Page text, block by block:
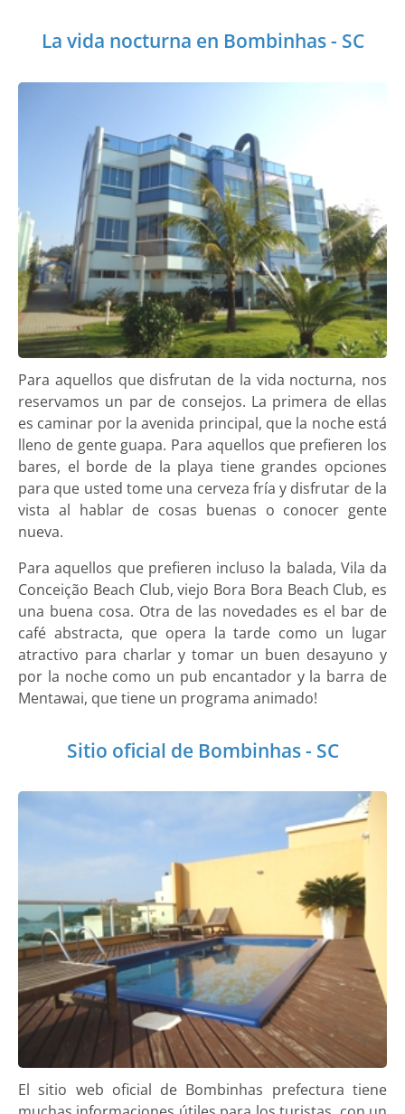
La vida nocturna en Bombinhas - SC
Para aquellos que disfrutan de la vida nocturna, nos
reservamos un par de consejos. La primera de ellas
es caminar por la avenida principal, que la noche está
lleno de gente guapa. Para aquellos que prefieren los
bares, el borde de la playa tiene grandes opciones
para que usted tome una cerveza fría y disfrutar de la
vista al hablar de cosas buenas o conocer gente
nueva.
Para aquellos que prefieren incluso la balada, Vila da
Conceição Beach Club, viejo Bora Bora Beach Club, es
una buena cosa. Otra de las novedades es el bar de
café abstracta, que opera la tarde como un lugar
atractivo para charlar y tomar un buen desayuno y
por la noche como un pub encantador y la barra de
Mentawai, que tiene un programa animado!
Sitio oficial de Bombinhas - SC
El sitio web oficial de Bombinhas prefectura tiene